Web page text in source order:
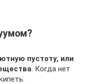
пустоту, или
. Когда нет